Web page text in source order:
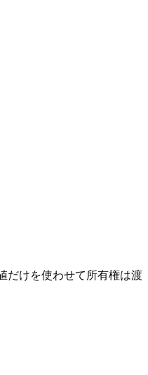
だけを使わせて所有権は渡